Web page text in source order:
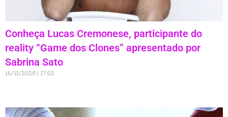
Conheça Lucas Cremonese, participante do
reality “Game dos Clones” apresentado por
Sabrina Sato
16/11/2020 17:02